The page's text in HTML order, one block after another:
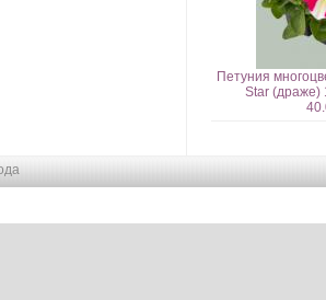
Петуния
Star